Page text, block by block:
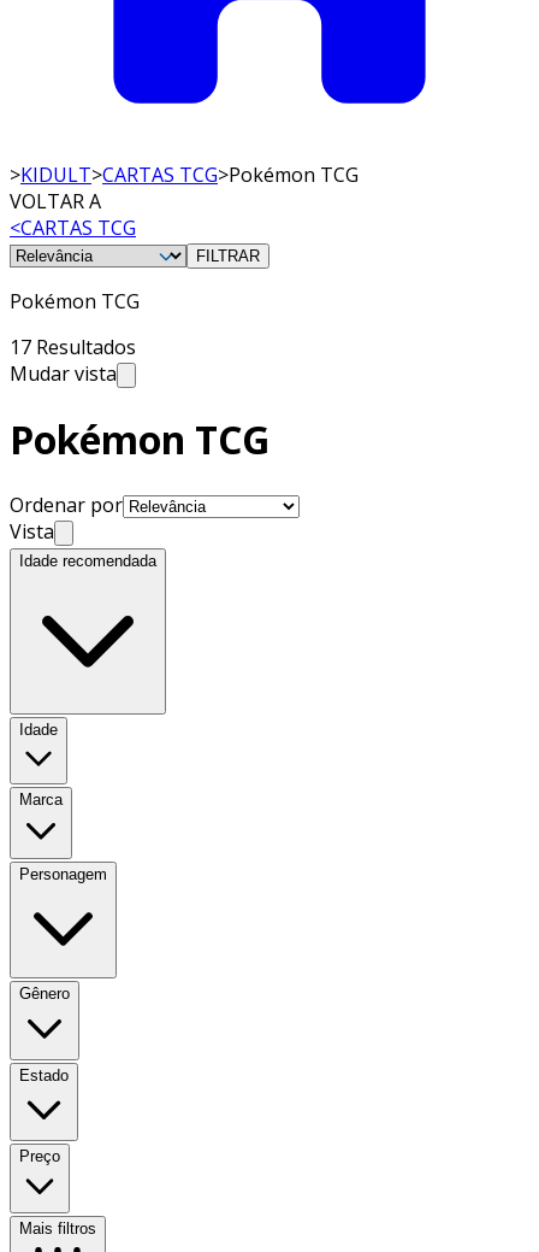
>KIDULT>CARTAS TCG>Pokémon TCG
VOLTAR A
<CARTAS TCG
FILTRAR
Pokémon TCG
17 Resultados
Mudar vista
Pokémon TCG
Ordenar por
Vista
Idade recomendada
Idade
Marca
Personagem
Gênero
Estado
Preço
Mais filtros